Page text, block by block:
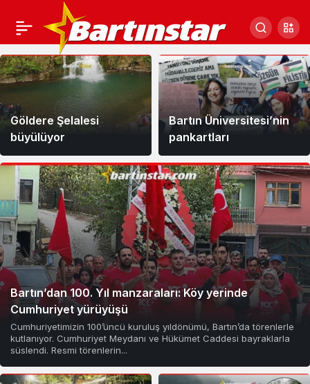
FOTO
GALERİ
Haberleri
Bartın’dan 100. Yıl manzaraları: Köy yerinde
Cumhuriyet yürüyüşü
Cumhuriyetimizin 100’üncü kuruluş yıldönümü, Bartın’da törenlerle
kutlanıyor. Cumhuriyet Meydanı ve Hükümet Caddesi bayraklarla
süslendi. Resmi törenlerin...
Göldere Şelalesi
büyülüyor
Bartın Üniversitesi’nin
pankartları